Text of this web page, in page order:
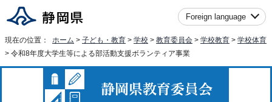
Foreign language
現在の位置： ホーム > 子ども・教育 > 学校 > 教育委員会 > 学校教育 > 学校体育
> 令和8年度大学生等による部活動支援ボランティア事業